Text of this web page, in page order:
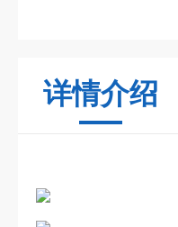
详情介绍